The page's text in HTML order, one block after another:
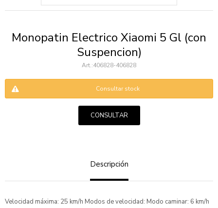
Monopatin Electrico Xiaomi 5 Gl (con
Suspencion)
406828-406828
Consultar stock
CONSULTAR
Descripción
Velocidad máxima: 25 km/h Modos de velocidad: Modo caminar: 6 km/h
Mensaje